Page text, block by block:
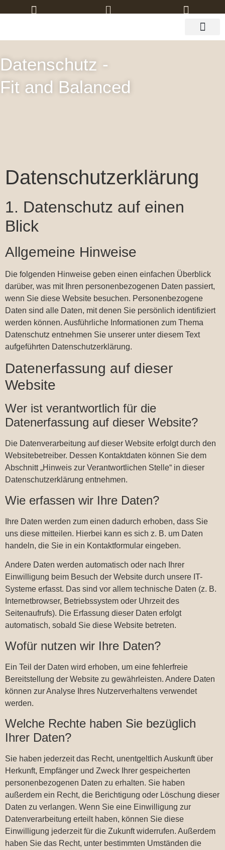
Datenschutz -
Fit and Balanced
Datenschutz­erklärung
1. Datenschutz auf einen
Blick
Allgemeine Hinweise
Die folgenden Hinweise geben einen einfachen Überblick
darüber, was mit Ihren personenbezogenen Daten passiert,
wenn Sie diese Website besuchen. Personenbezogene
Daten sind alle Daten, mit denen Sie persönlich identifiziert
werden können. Ausführliche Informationen zum Thema
Datenschutz entnehmen Sie unserer unter diesem Text
aufgeführten Datenschutzerklärung.
Datenerfassung auf dieser
Website
Wer ist verantwortlich für die
Datenerfassung auf dieser Website?
Die Datenverarbeitung auf dieser Website erfolgt durch den
Websitebetreiber. Dessen Kontaktdaten können Sie dem
Abschnitt „Hinweis zur Verantwortlichen Stelle“ in dieser
Datenschutzerklärung entnehmen.
Wie erfassen wir Ihre Daten?
Ihre Daten werden zum einen dadurch erhoben, dass Sie
uns diese mitteilen. Hierbei kann es sich z. B. um Daten
handeln, die Sie in ein Kontaktformular eingeben.
Andere Daten werden automatisch oder nach Ihrer
Einwilligung beim Besuch der Website durch unsere IT-
Systeme erfasst. Das sind vor allem technische Daten (z. B.
Internetbrowser, Betriebssystem oder Uhrzeit des
Seitenaufrufs). Die Erfassung dieser Daten erfolgt
automatisch, sobald Sie diese Website betreten.
Wofür nutzen wir Ihre Daten?
Ein Teil der Daten wird erhoben, um eine fehlerfreie
Bereitstellung der Website zu gewährleisten. Andere Daten
können zur Analyse Ihres Nutzerverhaltens verwendet
werden.
Welche Rechte haben Sie bezüglich
Ihrer Daten?
Sie haben jederzeit das Recht, unentgeltlich Auskunft über
Herkunft, Empfänger und Zweck Ihrer gespeicherten
personenbezogenen Daten zu erhalten. Sie haben
außerdem ein Recht, die Berichtigung oder Löschung dieser
Daten zu verlangen. Wenn Sie eine Einwilligung zur
Datenverarbeitung erteilt haben, können Sie diese
Einwilligung jederzeit für die Zukunft widerrufen. Außerdem
haben Sie das Recht, unter bestimmten Umständen die